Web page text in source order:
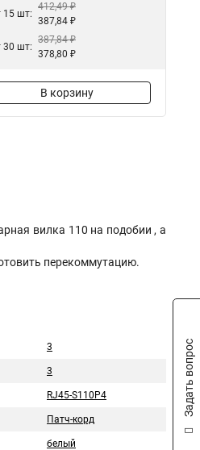
15 шт:
412,49 ₽
387,84 ₽
30 шт:
387,84 ₽
378,80 ₽
В корзину
вилка 110 на подобии , а
перекоммутацию.
3
3
RJ45-S110P4
Патч-корд
белый
Задать вопрос